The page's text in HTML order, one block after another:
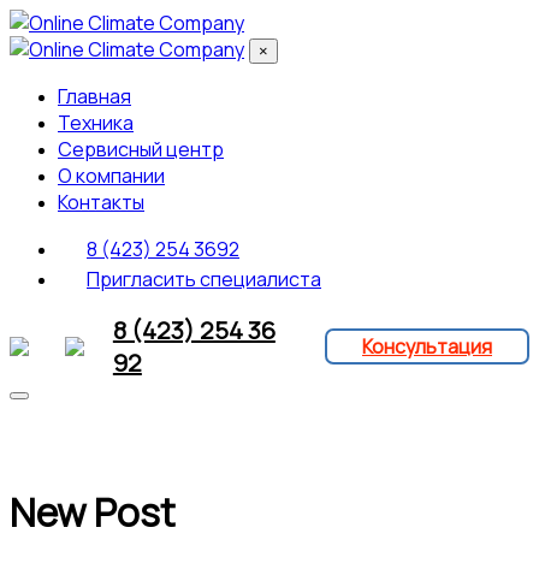
×
Главная
Техника
Сервисный центр
О компании
Контакты
8 (423) 254 3692
Пригласить специалиста
8 (423) 254 36
92
Консультация
New Post